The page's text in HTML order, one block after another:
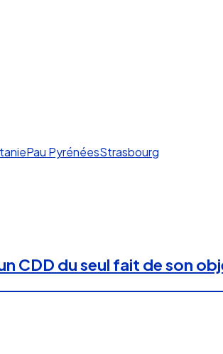
Pau PyrénéesStrasbourg
CDD du seul fait de son